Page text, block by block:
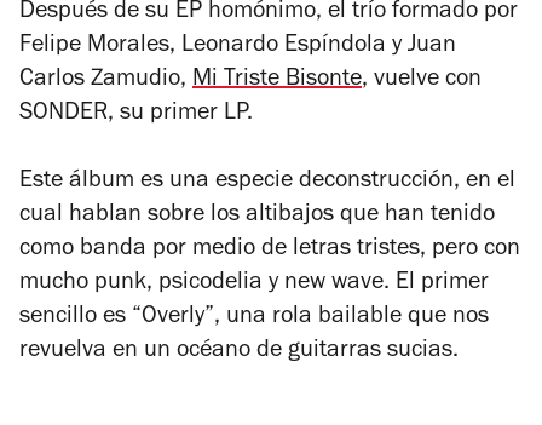
Después de su EP homónimo, el trío formado por
Felipe Morales, Leonardo Espíndola y Juan
Carlos Zamudio, Mi Triste Bisonte, vuelve con
SONDER, su primer LP.
Este álbum es una especie deconstrucción, en el
cual hablan sobre los altibajos que han tenido
como banda por medio de letras tristes, pero con
mucho punk, psicodelia y new wave. El primer
sencillo es “Overly”, una rola bailable que nos
revuelva en un océano de guitarras sucias.